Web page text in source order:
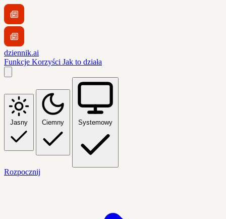
dziennik.ai
Funkcje Korzyści Jak to działa
Jasny Ciemny Systemowy
Rozpocznij